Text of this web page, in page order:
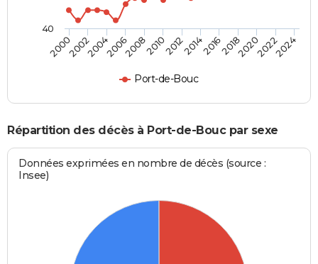
Port-de-Bouc
2000200220042006200820102012201420162018202020222024
40
Répartition des décès à Port-de-Bouc par sexe
Données exprimées en nombre de décès (source :
Insee)